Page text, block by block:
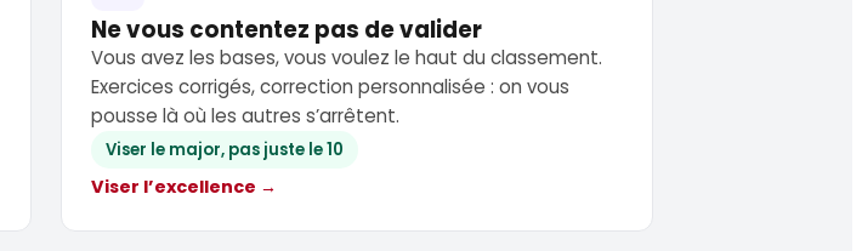
Ne vous contentez pas de valider
Vous avez les bases, vous voulez le haut du classement.
Exercices corrigés, correction personnalisée : on vous
pousse là où les autres s’arrêtent.
Viser le major, pas juste le 10
Viser l’excellence →